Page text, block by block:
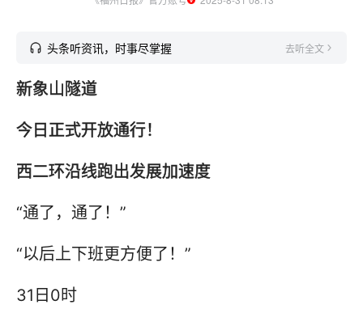
头条听资讯，时事尽掌握 去听全文
新象山隧道
今日正式开放通行！
西二环沿线跑出发展加速度
“通了，通了！”
“以后上下班更方便了！”
31日0时